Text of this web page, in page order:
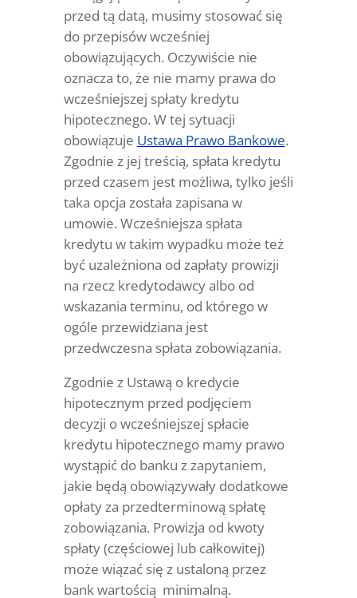
przed tą datą, musimy stosować się
do przepisów wcześniej
obowiązujących. Oczywiście nie
oznacza to, że nie mamy prawa do
wcześniejszej spłaty kredytu
hipotecznego. W tej sytuacji
obowiązuje Ustawa Prawo Bankowe.
Zgodnie z jej treścią, spłata kredytu
przed czasem jest możliwa, tylko jeśli
taka opcja została zapisana w
umowie. Wcześniejsza spłata
kredytu w takim wypadku może też
być uzależniona od zapłaty prowizji
na rzecz kredytodawcy albo od
wskazania terminu, od którego w
ogóle przewidziana jest
przedwczesna spłata zobowiązania.
Zgodnie z Ustawą o kredycie
hipotecznym przed podjęciem
decyzji o wcześniejszej spłacie
kredytu hipotecznego mamy prawo
wystąpić do banku z zapytaniem,
jakie będą obowiązywały dodatkowe
opłaty za przedterminową spłatę
zobowiązania. Prowizja od kwoty
spłaty (częściowej lub całkowitej)
może wiązać się z ustaloną przez
bank wartością minimalną.